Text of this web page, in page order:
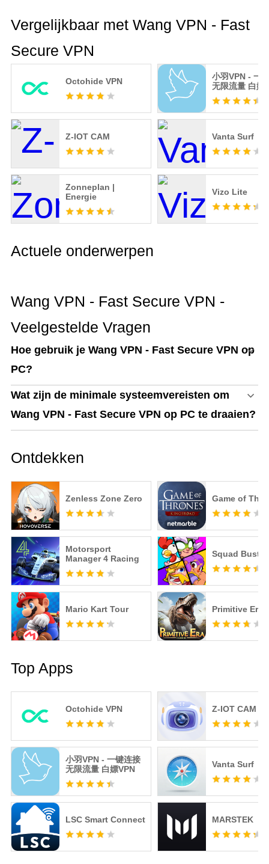
Vergelijkbaar met Wang VPN - Fast
Secure VPN
Octohide VPN
小羽VPN - 一
无限流量 白嫖
Z-IOT CAM Vanta Surf
Zonneplan |
Energie
Vizo Lite
Actuele onderwerpen
Wang VPN - Fast Secure VPN -
Veelgestelde Vragen
Hoe gebruik je Wang VPN - Fast Secure VPN op
PC?
Wat zijn de minimale systeemvereisten om
Wang VPN - Fast Secure VPN op PC te draaien?
Ontdekken
Zenless Zone Zero Game of
Motorsport
Manager 4 Racing
Squad
Mario Kart Tour Primitive Era
Top Apps
Octohide VPN
小羽VPN - 一键连接
无限流量 白嫖VPN
LSC Smart Connect
Z-IOT CAM
Vanta Surf
MARSTEK